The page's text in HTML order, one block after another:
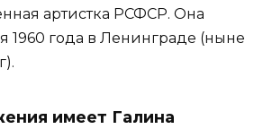
артистка РСФСР. Она
1960 года в Ленинграде (ныне
имеет Галина